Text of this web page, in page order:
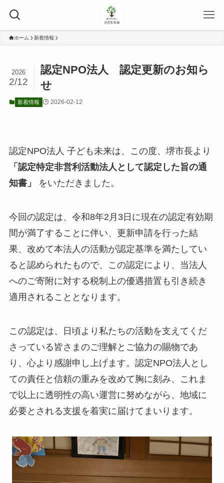
ホーム 新着情報
認定NPO法人 認定更新のお知ら
せ
2026
2/12
新着情報 2026-02-12
認定NPO法人 子ども未来は、この度、堺市長より
「認定特定非営利活動法人として認定した旨の通
知書」
をいただきました。
今回の認定は、令和8年2月3日に現在の認定有効期
間が満了することに伴い、更新申請を行った結
果、改めて本法人の活動が認定基準を満たしてい
ると認められたもので、この認定により、当法人
へのご寄附に対する税制上の優遇措置も引き続き
適用されることとなります。
この認定は、日頃より私たちの活動を支えてくだ
さっている皆さまのご理解とご協力の賜物であ
り、心より感謝申し上げます。認定NPO法人とし
ての責任と信頼の重みを改めて胸に刻み、これま
で以上に透明性の高い運営に努めながら、地域に
必要とされる支援を着実に届けてまいります。